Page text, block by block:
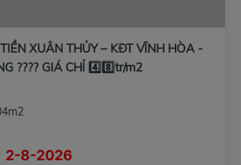
XUÂN THỦY – KĐT VĨNH HÒA -
???? GIÁ CHỈ 4️⃣8️⃣tr/m2
2-8-2026